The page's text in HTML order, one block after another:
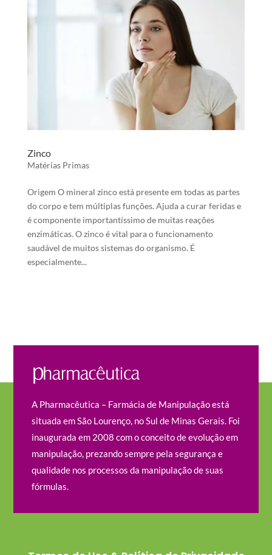
Zinco
Matérias Primas
Origem O mineral zinco está presente em todas as partes
do corpo e tem múltiplas funções. Ajuda a curar feridas e
é componente importantíssimo de muitas reações
enzimáticas. O zinco é vital para o funcionamento
saudável de muitos sistemas do organismo. É
especialmente...
A Pharmacêutica – Farmácia de Manipulação está
situada em São Lourenço, no Sul de Minas Gerais. Foi
inaugurada em 2008 com o conceito de evolução em
manipulação, prezando sempre pela segurança e
qualidade nos processos da manipulação de suas
fórmulas.